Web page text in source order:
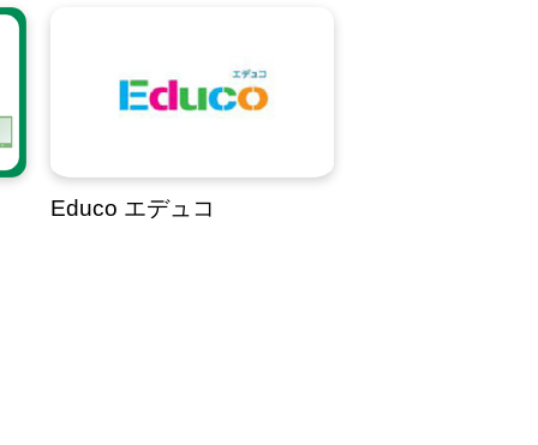
Educo エデュコ